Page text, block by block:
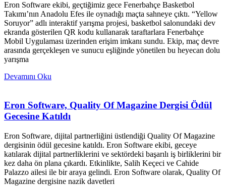
Eron Software ekibi, geçtiğimiz gece Fenerbahçe Basketbol
Takımı’nın Anadolu Efes ile oynadığı maçta sahneye çıktı. “Yellow
Soruyor” adlı interaktif yarışma projesi, basketbol salonundaki dev
ekranda gösterilen QR kodu kullanarak taraftarlara Fenerbahçe
Mobil Uygulaması üzerinden erişim imkanı sundu. Ekip, maç devre
arasında gerçekleşen ve sunucu eşliğinde yönetilen bu heyecan dolu
yarışma
Devamını Oku
Eron Software, Quality Of Magazine Dergisi Ödül
Gecesine Katıldı
Eron Software, dijital partnerliğini üstlendiği Quality Of Magazine
dergisinin ödül gecesine katıldı. Eron Software ekibi, geceye
katılarak dijital partnerliklerini ve sektördeki başarılı iş birliklerini bir
kez daha ön plana çıkardı. Etkinlikte, Salih Keçeci ve Cahide
Palazzo ailesi ile bir araya gelindi. Eron Software olarak, Quality Of
Magazine dergisine nazik davetleri